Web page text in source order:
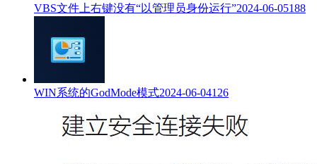
VBS文件上右键没有“以管理员身份运行”2024-06-05188
WIN系统的GodMode模式2024-06-04126